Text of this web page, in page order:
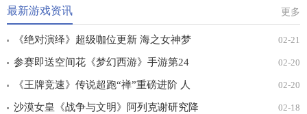
最新游戏资讯 更多
《绝对演绎》超级咖位更新 海之女神梦
幻时装免费拿！
02-21
参赛即送空间花《梦幻西游》手游第24
届X9联赛报名进行中！
02-20
《王牌竞速》传说超跑“禅”重磅进阶 人
车合一 竞速飞升！
02-20
沙漠女皇《战争与文明》阿列克谢研究降 02-18